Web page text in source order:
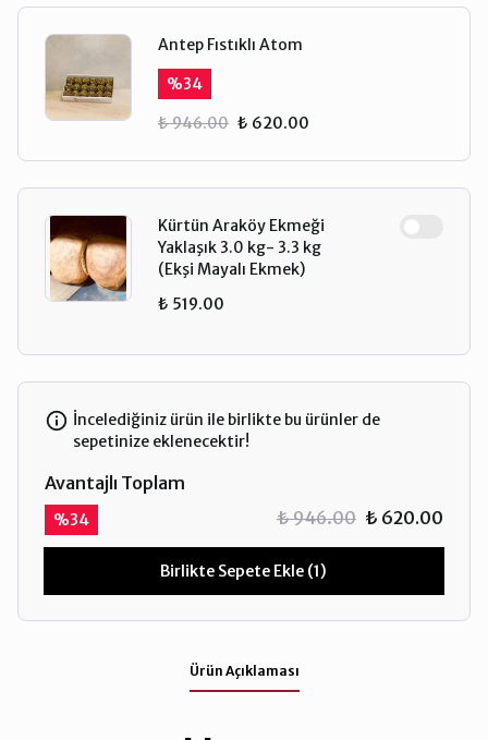
Antep Fıstıklı Atom
%34
₺ 946.00 ₺ 620.00
Kürtün Araköy Ekmeği
Yaklaşık 3.0 kg- 3.3 kg
(Ekşi Mayalı Ekmek)
₺ 519.00
İncelediğiniz ürün ile birlikte bu ürünler de
sepetinize eklenecektir!
Avantajlı Toplam
%34 ₺ 946.00 ₺ 620.00
Birlikte Sepete Ekle (1)
Ürün Açıklaması